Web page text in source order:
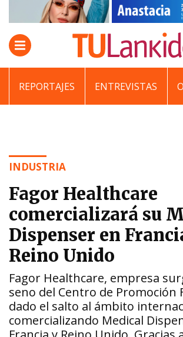
REPORTAJES ENTREVISTAS
INDUSTRIA
Fagor Healthcare
comercializará su
Dispenser en
Reino Unido
Fagor Healthcare, empresa
seno del Centro de Promoción
dado el salto al ámbito
comercializando Medical